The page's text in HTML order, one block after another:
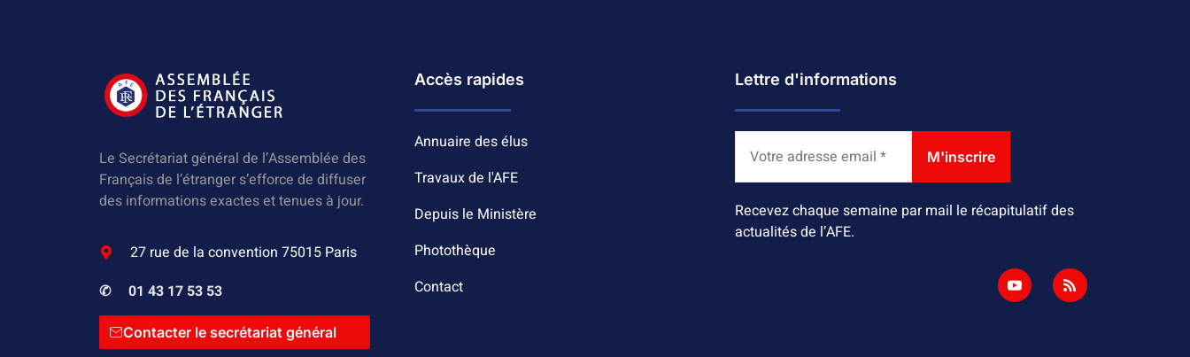
Le Secrétariat général de l’Assemblée des
Français de l’étranger s’efforce de diffuser
des informations exactes et tenues à jour.
27 rue de la convention 75015 Paris
✆01 43 17 53 53
Contacter le secrétariat général
Accès rapides
Annuaire des élus
Travaux de l'AFE
Depuis le Ministère
Photothèque
Contact
Lettre d'informations
Recevez chaque semaine par mail le récapitulatif des
actualités de l’AFE.